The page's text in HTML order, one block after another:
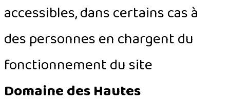
accessibles, dans certains cas à
des personnes en chargent du
fonctionnement du site
Domaine des Hautes